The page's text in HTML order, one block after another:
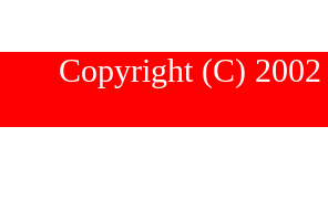
Copyright (C)